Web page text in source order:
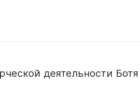
деятельности Ботя